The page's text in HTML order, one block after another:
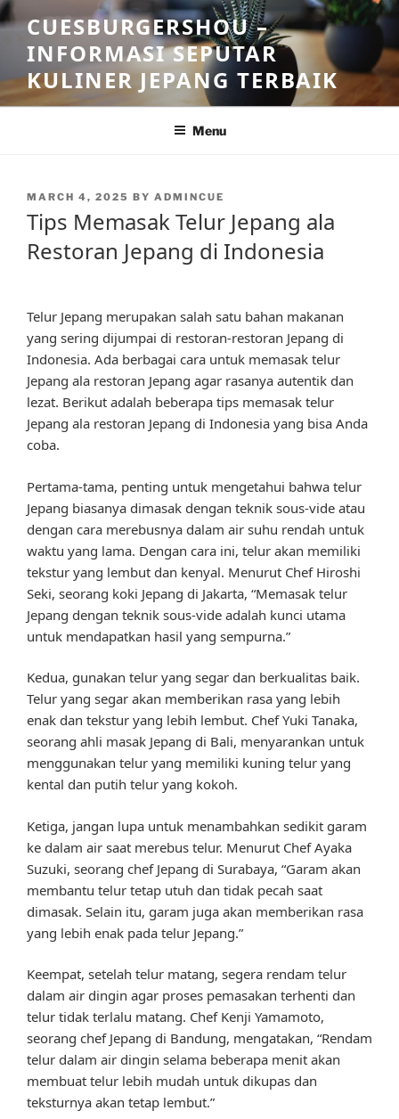
Skip
to
content
CUESBURGERSHOU –
INFORMASI SEPUTAR
KULINER JEPANG TERBAIK
Menu
POSTED
ON
MARCH 4, 2025 BY ADMINCUE
Tips Memasak Telur Jepang ala
Restoran Jepang di Indonesia
Telur Jepang merupakan salah satu bahan makanan
yang sering dijumpai di restoran-restoran Jepang di
Indonesia. Ada berbagai cara untuk memasak telur
Jepang ala restoran Jepang agar rasanya autentik dan
lezat. Berikut adalah beberapa tips memasak telur
Jepang ala restoran Jepang di Indonesia yang bisa Anda
coba.
Pertama-tama, penting untuk mengetahui bahwa telur
Jepang biasanya dimasak dengan teknik sous-vide atau
dengan cara merebusnya dalam air suhu rendah untuk
waktu yang lama. Dengan cara ini, telur akan memiliki
tekstur yang lembut dan kenyal. Menurut Chef Hiroshi
Seki, seorang koki Jepang di Jakarta, “Memasak telur
Jepang dengan teknik sous-vide adalah kunci utama
untuk mendapatkan hasil yang sempurna.”
Kedua, gunakan telur yang segar dan berkualitas baik.
Telur yang segar akan memberikan rasa yang lebih
enak dan tekstur yang lebih lembut. Chef Yuki Tanaka,
seorang ahli masak Jepang di Bali, menyarankan untuk
menggunakan telur yang memiliki kuning telur yang
kental dan putih telur yang kokoh.
Ketiga, jangan lupa untuk menambahkan sedikit garam
ke dalam air saat merebus telur. Menurut Chef Ayaka
Suzuki, seorang chef Jepang di Surabaya, “Garam akan
membantu telur tetap utuh dan tidak pecah saat
dimasak. Selain itu, garam juga akan memberikan rasa
yang lebih enak pada telur Jepang.”
Keempat, setelah telur matang, segera rendam telur
dalam air dingin agar proses pemasakan terhenti dan
telur tidak terlalu matang. Chef Kenji Yamamoto,
seorang chef Jepang di Bandung, mengatakan, “Rendam
telur dalam air dingin selama beberapa menit akan
membuat telur lebih mudah untuk dikupas dan
teksturnya akan tetap lembut.”